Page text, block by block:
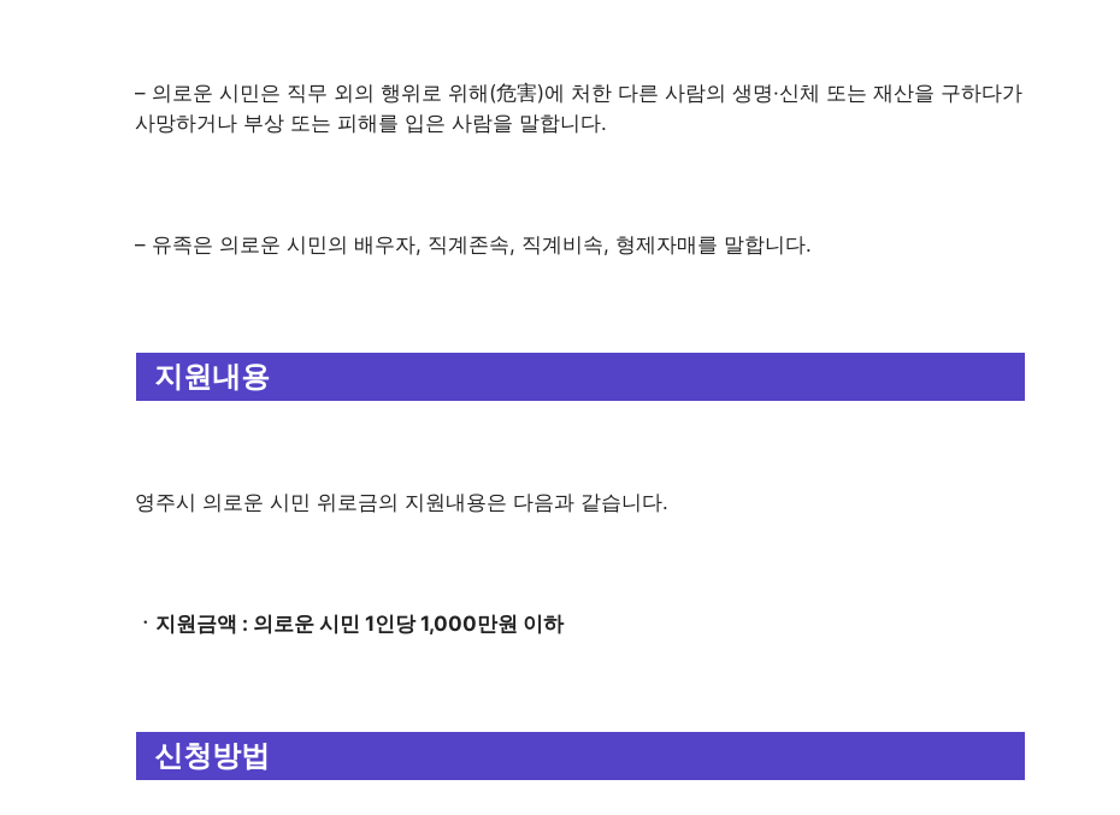
– 의로운 시민은 직무 외의 행위로 위해(危害)에 처한 다른 사람의 생명·신체 또는 재산을 구하다가
사망하거나 부상 또는 피해를 입은 사람을 말합니다.
– 유족은 의로운 시민의 배우자, 직계존속, 직계비속, 형제자매를 말합니다.
지원내용
영주시 의로운 시민 위로금의 지원내용은 다음과 같습니다.
ㆍ지원금액 : 의로운 시민 1인당 1,000만원 이하
신청방법